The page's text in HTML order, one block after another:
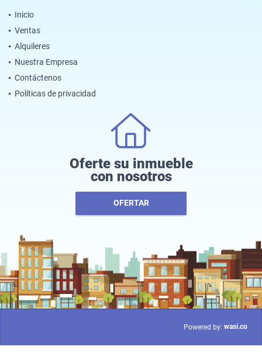
Inicio
Ventas
Alquileres
Nuestra Empresa
Contáctenos
Políticas de privacidad
Oferte su inmueble
con nosotros
OFERTAR
Powered by: wasi.co